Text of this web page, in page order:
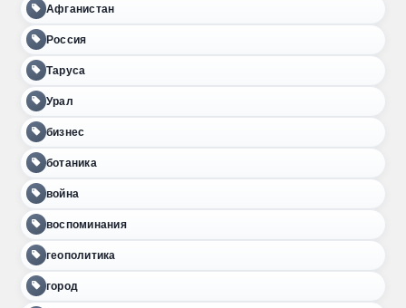
Афганистан
Россия
Таруса
Урал
бизнес
ботаника
война
воспоминания
геополитика
город